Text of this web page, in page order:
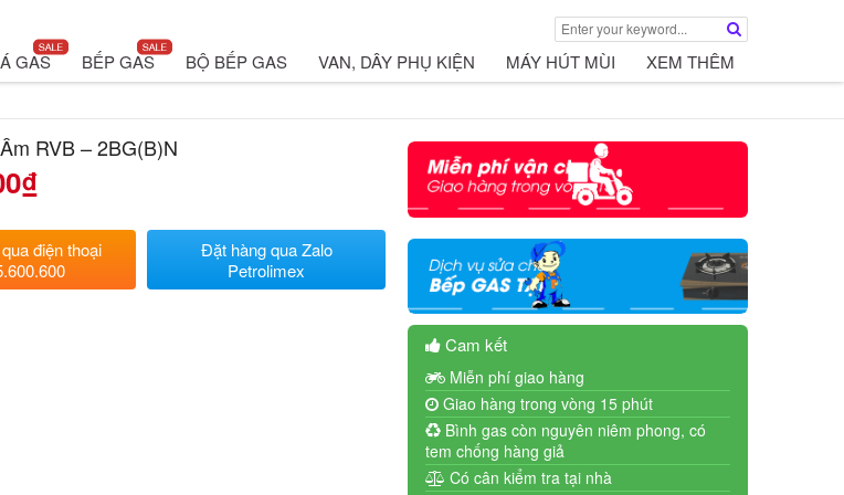
GAS BẾP GAS BỘ BẾP GAS VAN, DÂY PHỤ KIỆN MÁY HÚT MÙI XEM THÊM
RVB – 2BG(B)N
₫
điện thoại
Đặt hàng qua Zalo
Petrolimex
Cam kết
Miễn phí giao hàng
Giao hàng trong vòng 15 phút
Bình gas còn nguyên niêm phong, có
tem chống hàng giả
Có cân kiểm tra tại nhà